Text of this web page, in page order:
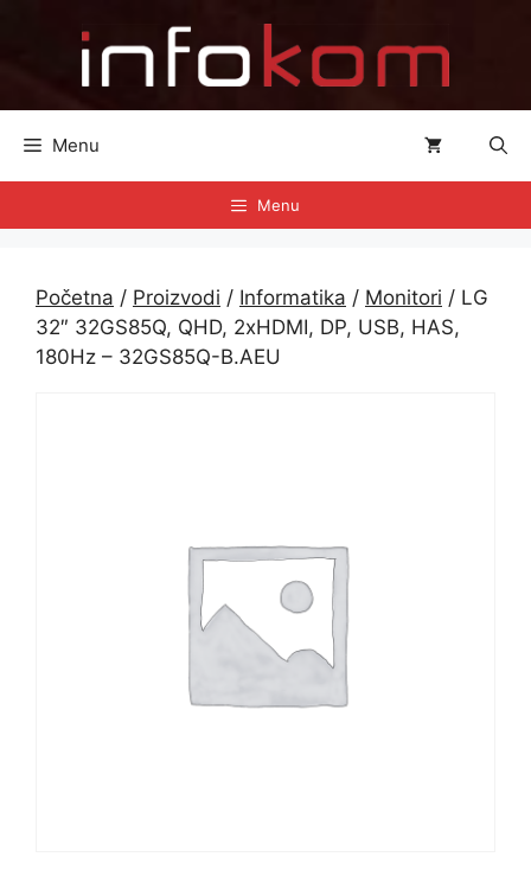
Menu
Menu
Početna / Proizvodi / Informatika / Monitori / LG
32″ 32GS85Q, QHD, 2xHDMI, DP, USB, HAS,
180Hz – 32GS85Q-B.AEU